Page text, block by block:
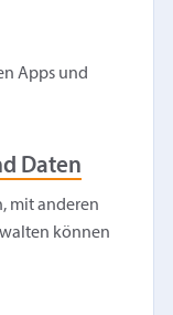
Apps und
Daten
mit anderen
können